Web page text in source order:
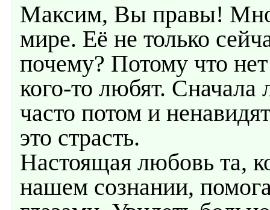
Максим, Вы правы!
мире. Её не только
почему? Потому что
кого-то любят. Сначала
часто потом и
это страсть.
Настоящая любовь та,
нашем сознании,